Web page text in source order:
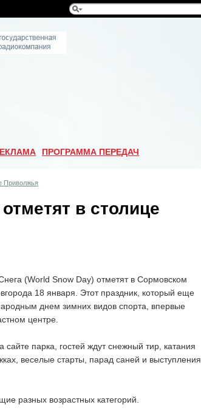
ПРОГРАММА ПЕРЕДАЧ
Приволжья
в столице
(World Snow Day) отметят в Сормовском
18 января. Этот праздник, который еще
днем зимних видов спорта, впервые
центре.
сайте парка, гостей ждут снежный тир, катания
веселые старты, парад саней и выступления
разных возрастных категорий.